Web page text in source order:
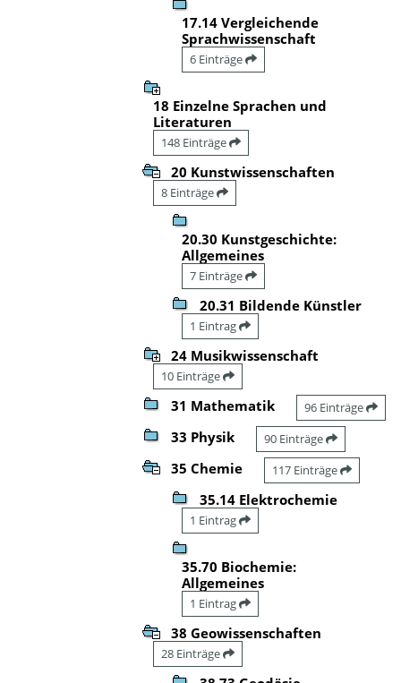
17.14 Vergleichende
Sprachwissenschaft
6 Einträge
18 Einzelne Sprachen und
Literaturen
148 Einträge
20 Kunstwissenschaften
8 Einträge
20.30 Kunstgeschichte:
Allgemeines
7 Einträge
20.31 Bildende Künstler
1 Eintrag
24 Musikwissenschaft
10 Einträge
31 Mathematik 96 Einträge
33 Physik 90 Einträge
35 Chemie 117 Einträge
35.14 Elektrochemie
1 Eintrag
35.70 Biochemie:
Allgemeines
1 Eintrag
38 Geowissenschaften
28 Einträge